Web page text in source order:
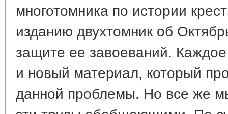
многотомника по истории
изданию двухтомник об
защите ее завоеваний.
и новый материал, который
данной проблемы. Но все же